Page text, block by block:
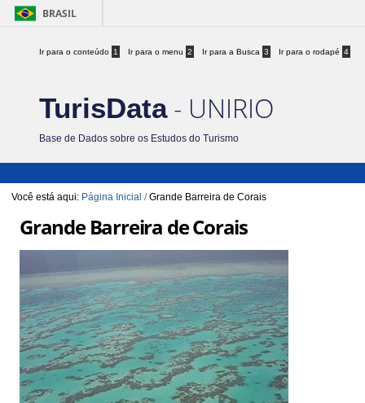
BRASIL
Ir para o conteúdo 1 Ir para o menu 2 Ir para a Busca 3 Ir para o rodapé 4
TurisData- UNIRIO
Base de Dados sobre os Estudos do Turismo
Você está aqui: Página Inicial /Grande Barreira de Corais
Grande Barreira de Corais